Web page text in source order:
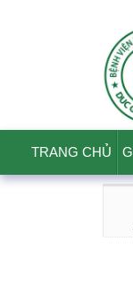
TRANG CHỦ